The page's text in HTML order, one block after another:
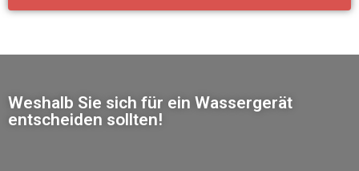
Weshalb Sie sich für ein Wassergerät
entscheiden sollten!